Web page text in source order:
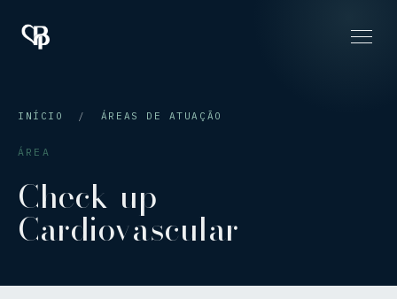
INÍCIO / ÁREAS DE ATUAÇÃO
ÁREA
Check-up
Cardiovascular